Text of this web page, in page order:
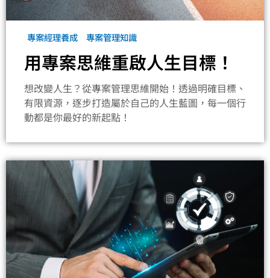
專案經理養成 專案管理知識
用專案思維重啟人生目標！
想改變人生？從專案管理思維開始！透過明確目標、
有限資源，逐步打造屬於自己的人生藍圖，每一個行
動都是你最好的新起點！